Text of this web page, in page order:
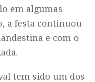
em algumas
a festa continuou
e com o
tem sido um dos